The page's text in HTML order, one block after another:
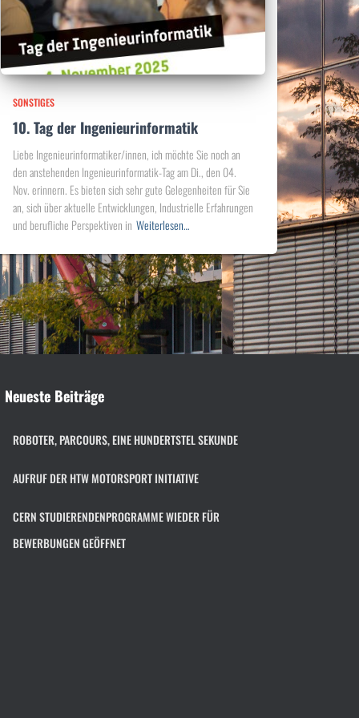
SONSTIGES
10. Tag der Ingenieurinformatik
Liebe Ingenieurinformatiker/innen, ich möchte Sie noch an
den anstehenden Ingenieurinformatik-Tag am Di., den 04.
Nov. erinnern. Es bieten sich sehr gute Gelegenheiten für Sie
an, sich über aktuelle Entwicklungen, Industrielle Erfahrungen
und berufliche Perspektiven in Weiterlesen…
Neueste Beiträge
ROBOTER, PARCOURS, EINE HUNDERTSTEL SEKUNDE
AUFRUF DER HTW MOTORSPORT INITIATIVE
CERN STUDIERENDENPROGRAMME WIEDER FÜR
BEWERBUNGEN GEÖFFNET